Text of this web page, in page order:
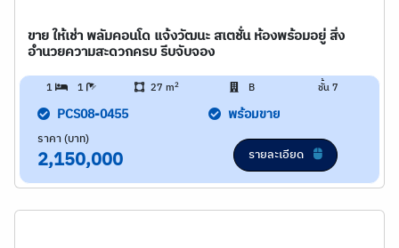
ขาย ให้เช่า พลัมคอนโด แจ้งวัฒนะ สเตชั่น ห้องพร้อมอยู่ สิ่ง
อำนวยความสะดวกครบ รีบจับจอง
1 1 27 m2 B ชั้น 7
PCS08-0455 พร้อมขาย
ราคา (บาท)
2,150,000 รายละเอียด